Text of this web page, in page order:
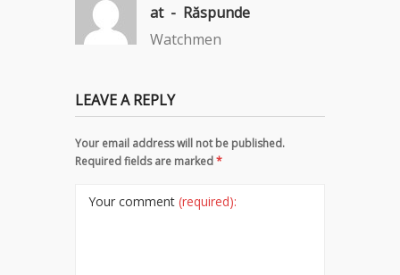
at - Răspunde
Watchmen
LEAVE A REPLY
Your email address will not be published.
Required fields are marked*
Your comment (required):